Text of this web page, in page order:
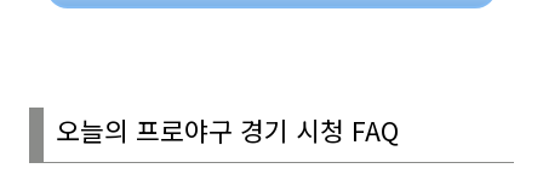
오늘의 프로야구 경기 시청 FAQ